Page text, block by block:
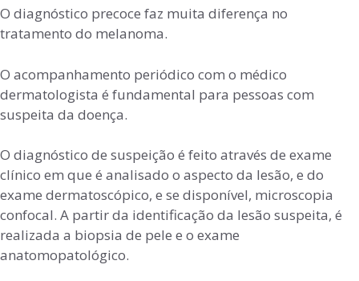
O diagnóstico precoce faz muita diferença no
tratamento do melanoma.
O acompanhamento periódico com o médico
dermatologista é fundamental para pessoas com
suspeita da doença.
O diagnóstico de suspeição é feito através de exame
clínico em que é analisado o aspecto da lesão, e do
exame dermatoscópico, e se disponível, microscopia
confocal. A partir da identificação da lesão suspeita, é
realizada a biopsia de pele e o exame
anatomopatológico.